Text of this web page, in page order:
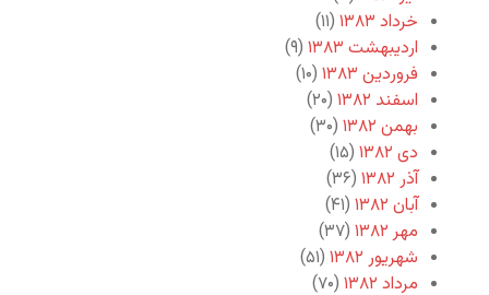
خرداد ۱۳۸۳
(۱۱)
اردیبهشت ۱۳۸۳
(۹)
فروردین ۱۳۸۳
(۱۰)
اسفند ۱۳۸۲
(۲۰)
بهمن ۱۳۸۲
(۳۰)
دی ۱۳۸۲
(۱۵)
آذر ۱۳۸۲
(۳۶)
آبان ۱۳۸۲
(۴۱)
مهر ۱۳۸۲
(۳۷)
شهریور ۱۳۸۲
(۵۱)
مرداد ۱۳۸۲
(۷۰)